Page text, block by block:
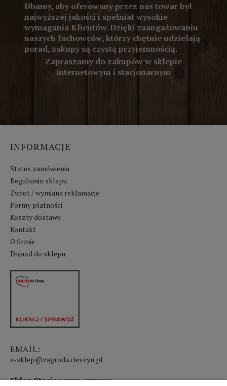
Dbamy, aby oferowany przez nas towar był
najwyższej jakości i spełniał wysokie
wymagania Klientów. Dzięki zaangażowaniu
naszych fachowców, którzy chętnie udzielają
porad, zakupy są czystą przyjemnością.
Zapraszamy do zakupów w sklepie
internetowym i stacjonarnym
INFORMACJE
Status zamówienia
Regulamin sklepu
Zwrot / wymiana reklamacje
Formy płatności
Koszty dostawy
Kontakt
O firmie
Dojazd do sklepu
EMAIL:
e-sklep@zagroda.cieszyn.pl
Sklep Stacjonarny czynny: